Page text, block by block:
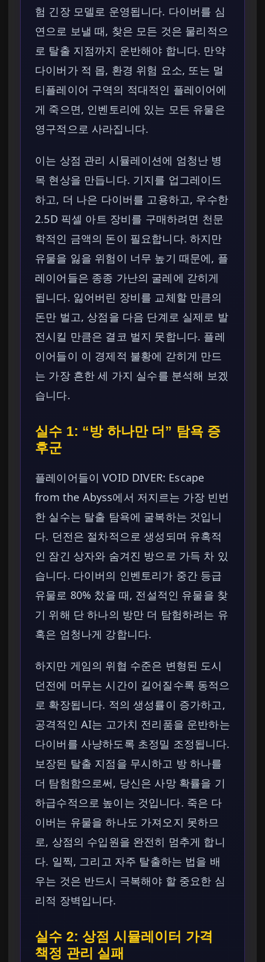
험 긴장 모델로 운영됩니다. 다이버를 심
연으로 보낼 때, 찾은 모든 것은 물리적으
로 탈출 지점까지 운반해야 합니다. 만약
다이버가 적 몹, 환경 위험 요소, 또는 멀
티플레이어 구역의 적대적인 플레이어에
게 죽으면, 인벤토리에 있는 모든 유물은
영구적으로 사라집니다.
이는 상점 관리 시뮬레이션에 엄청난 병
목 현상을 만듭니다. 기지를 업그레이드
하고, 더 나은 다이버를 고용하고, 우수한
2.5D 픽셀 아트 장비를 구매하려면 천문
학적인 금액의 돈이 필요합니다. 하지만
유물을 잃을 위험이 너무 높기 때문에, 플
레이어들은 종종 가난의 굴레에 갇히게
됩니다. 잃어버린 장비를 교체할 만큼의
돈만 벌고, 상점을 다음 단계로 실제로 발
전시킬 만큼은 결코 벌지 못합니다. 플레
이어들이 이 경제적 불황에 갇히게 만드
는 가장 흔한 세 가지 실수를 분석해 보겠
습니다.
실수 1: “방 하나만 더” 탐욕 증
후군
플레이어들이 VOID DIVER: Escape
from the Abyss에서 저지르는 가장 빈번
한 실수는 탈출 탐욕에 굴복하는 것입니
다. 던전은 절차적으로 생성되며 유혹적
인 잠긴 상자와 숨겨진 방으로 가득 차 있
습니다. 다이버의 인벤토리가 중간 등급
유물로 80% 찼을 때, 전설적인 유물을 찾
기 위해 단 하나의 방만 더 탐험하려는 유
혹은 엄청나게 강합니다.
하지만 게임의 위협 수준은 변형된 도시
던전에 머무는 시간이 길어질수록 동적으
로 확장됩니다. 적의 생성률이 증가하고,
공격적인 AI는 고가치 전리품을 운반하는
다이버를 사냥하도록 초정밀 조정됩니다.
보장된 탈출 지점을 무시하고 방 하나를
더 탐험함으로써, 당신은 사망 확률을 기
하급수적으로 높이는 것입니다. 죽은 다
이버는 유물을 하나도 가져오지 못하므
로, 상점의 수입원을 완전히 멈추게 합니
다. 일찍, 그리고 자주 탈출하는 법을 배
우는 것은 반드시 극복해야 할 중요한 심
리적 장벽입니다.
실수 2: 상점 시뮬레이터 가격
책정 관리 실패